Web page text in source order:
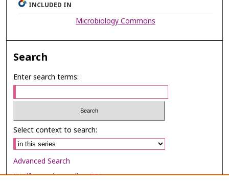
INCLUDED IN
Microbiology Commons
Search
Enter search terms:
Select context to search:
Advanced Search
Notify me via email orRSS